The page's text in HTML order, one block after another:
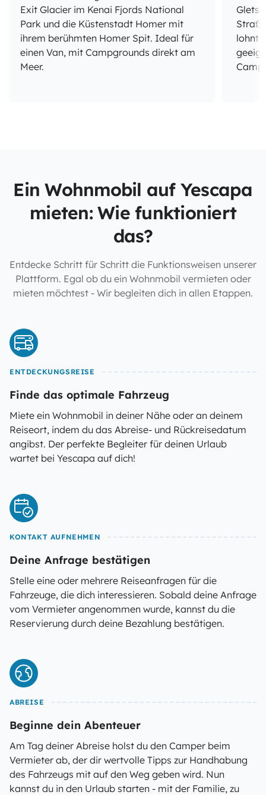
Exit Glacier im Kenai Fjords National
Park und die Küstenstadt Homer mit
ihrem berühmten Homer Spit. Ideal für
einen Van, mit Campgrounds direkt am
Meer.
lohnt
Ein Wohnmobil auf Yescapa
mieten: Wie funktioniert
das?
Entdecke Schritt für Schritt die Funktionsweisen unserer
Plattform. Egal ob du ein Wohnmobil vermieten oder
mieten möchtest - Wir begleiten dich in allen Etappen.
ENTDECKUNGSREISE
Finde das optimale Fahrzeug
Miete ein Wohnmobil in deiner Nähe oder an deinem
Reiseort, indem du das Abreise- und Rückreisedatum
angibst. Der perfekte Begleiter für deinen Urlaub
wartet bei Yescapa auf dich!
KONTAKT AUFNEHMEN
Deine Anfrage bestätigen
Stelle eine oder mehrere Reiseanfragen für die
Fahrzeuge, die dich interessieren. Sobald deine Anfrage
vom Vermieter angenommen wurde, kannst du die
Reservierung durch deine Bezahlung bestätigen.
ABREISE
Beginne dein Abenteuer
Am Tag deiner Abreise holst du den Camper beim
Vermieter ab, der dir wertvolle Tipps zur Handhabung
des Fahrzeugs mit auf den Weg geben wird. Nun
kannst du in den Urlaub starten - mit der Familie, zu